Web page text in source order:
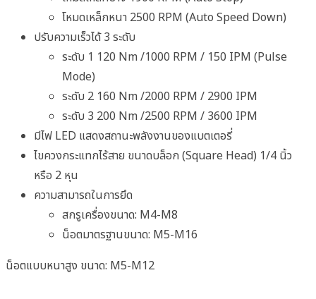
โหมดเหล็กหนา 2500 RPM (Auto Speed Down)
ปรับความเร็วได้ 3 ระดับ
ระดับ 1 120 Nm /1000 RPM / 150 IPM (Pulse
Mode)
ระดับ 2 160 Nm /2000 RPM / 2900 IPM
ระดับ 3 200 Nm /2500 RPM / 3600 IPM
มีไฟ LED แสดงสถานะพลังงานของแบตเตอรี่
ไขควงกระแทกไร้สาย ขนาดบล็อก (Square Head) 1/4 นิ้ว
หรือ 2 หุน
ความสามารถในการยึด
สกรูเครื่องขนาด: M4-M8
น็อตมาตรฐานขนาด: M5-M16
น็อตแบบหนาสูง ขนาด: M5-M12